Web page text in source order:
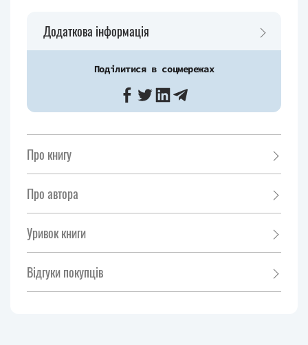
Додаткова інформація
Поділитися в соцмережах
Про книгу
Про автора
Уривок книги
Відгуки покупців